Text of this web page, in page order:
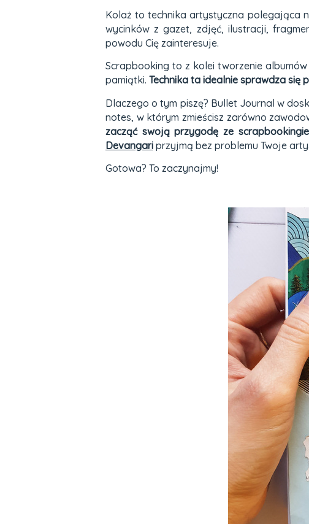
Kolaż to technika artystyczna polegająca
wycinków z gazet, zdjęć, ilustracji,
powodu Cię zainteresuje.
Scrapbooking to z kolei tworzenie
pamiątki. Technika ta idealnie sprawdza się
Dlaczego o tym piszę? Bullet Journal w
notes, w którym zmieścisz zarówno
zacząć swoją przygodę ze
Devangari przyjmą bez problemu Twoje
Gotowa? To zaczynajmy!